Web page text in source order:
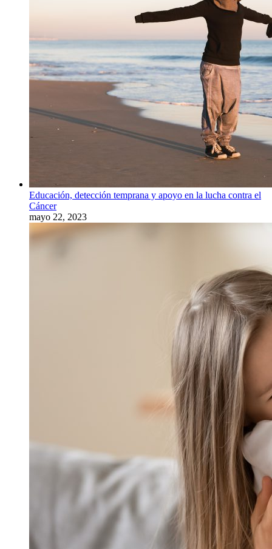
Educación, detección temprana y apoyo en la lucha contra el
Cáncer
mayo 22, 2023